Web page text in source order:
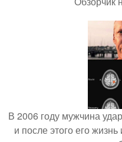
В 2006 году мужчина
и после этого его